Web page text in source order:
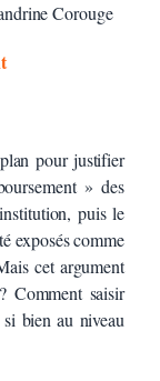
Corouge
pour justifier
» des
puis le
exposés comme
cet argument
Comment saisir
bien au niveau